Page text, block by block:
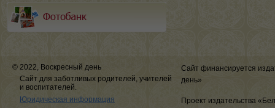
© 2022, Воскресный день
Сайт для заботливых родителей, учителей
и воспитателей.
Юридическая информация
Сайт финансируется
день»
Проект издательства